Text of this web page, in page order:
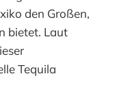
den Großen,
bietet. Laut
Tequila